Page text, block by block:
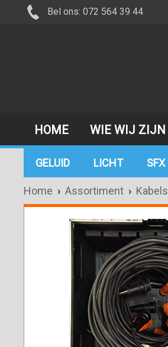
Bel ons: 072 564 39 44
HOME WIE WIJ ZIJN
GELUID LICHT SFX
Home › Assortiment › Kabels